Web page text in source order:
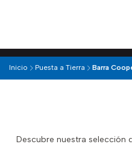
Inicio
Puesta a Tierra Barra
Descubre nuestra selección